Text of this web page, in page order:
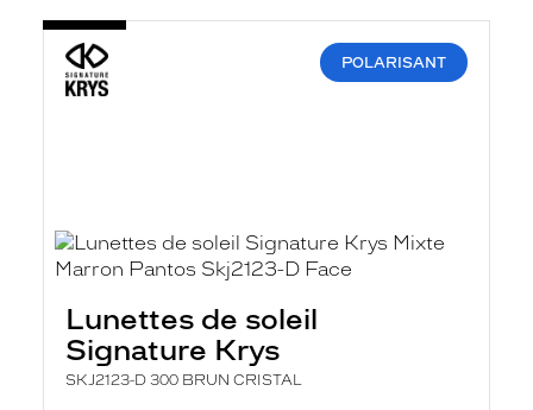
POLARISANT
Lunettes de soleil
Signature Krys
SKJ2123-D 300 BRUN CRISTAL